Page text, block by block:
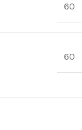
60
60